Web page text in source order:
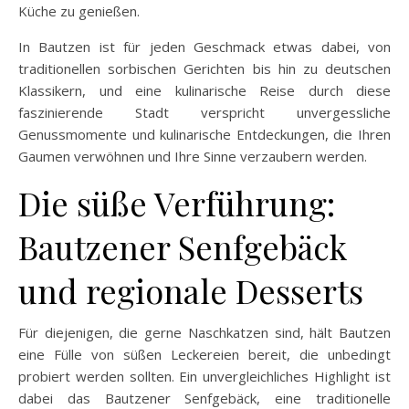
Küche zu genießen.
In Bautzen ist für jeden Geschmack etwas dabei, von
traditionellen sorbischen Gerichten bis hin zu deutschen
Klassikern, und eine kulinarische Reise durch diese
faszinierende Stadt verspricht unvergessliche
Genussmomente und kulinarische Entdeckungen, die Ihren
Gaumen verwöhnen und Ihre Sinne verzaubern werden.
Die süße Verführung:
Bautzener Senfgebäck
und regionale Desserts
Für diejenigen, die gerne Naschkatzen sind, hält Bautzen
eine Fülle von süßen Leckereien bereit, die unbedingt
probiert werden sollten. Ein unvergleichliches Highlight ist
dabei das Bautzener Senfgebäck, eine traditionelle